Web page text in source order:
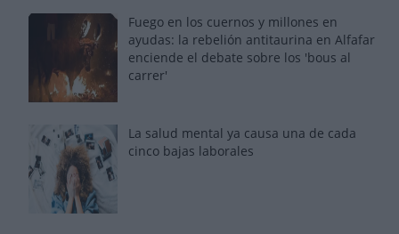
Fuego en los cuernos y millones en
ayudas: la rebelión antitaurina en Alfafar
enciende el debate sobre los 'bous al
carrer'
La salud mental ya causa una de cada
cinco bajas laborales